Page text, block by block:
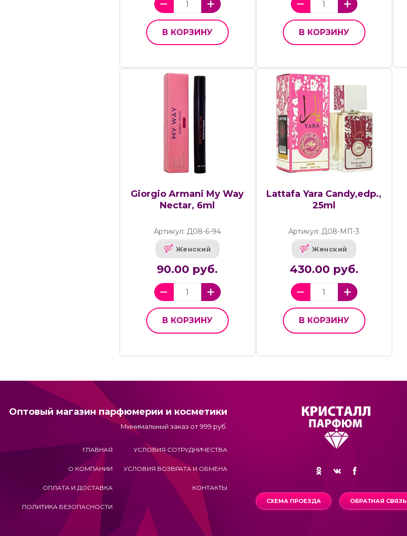
В КОРЗИНУ В КОРЗИНУ
Giorgio Armani My Way
Nectar, 6ml
Артикул: Д08-6-94
Женский
90.00 руб.
В КОРЗИНУ
Lattafa Yara Candy,edp.,
25ml
Артикул: Д08-МП-3
Женский
430.00 руб.
В КОРЗИНУ
Оптовый магазин парфюмерии и косметики
Минимальный заказ от 999 руб.
ГЛАВНАЯ
О КОМПАНИИ
ОПЛАТА И ДОСТАВКА
ПОЛИТИКА БЕЗОПАСНОСТИ
УСЛОВИЯ СОТРУДНИЧЕСТВА
УСЛОВИЯ ВОЗВРАТА И ОБМЕНА
КОНТАКТЫ
СХЕМА ПРОЕЗДА ОБРАТНАЯ СВЯЗЬ